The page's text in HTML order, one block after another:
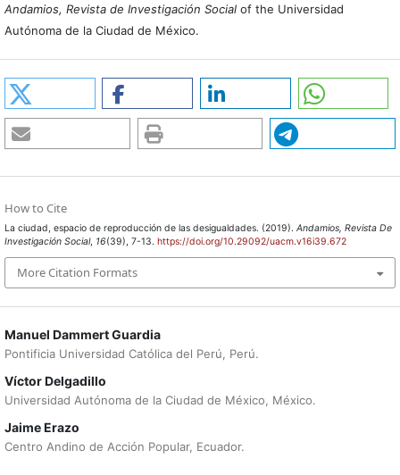
Manuel Dammert Guardia
Pontificia Universidad Católica del Perú, Perú.
Víctor Delgadillo
Universidad Autónoma de la Ciudad de México, México.
Jaime Erazo
Centro Andino de Acción Popular, Ecuador.
Andamios, Revista de Investigación Social of the Universidad
Autónoma de la Ciudad de México.
How to Cite
La ciudad, espacio de reproducción de las desigualdades. (2019). Andamios, Revista De
Investigación Social, 16(39), 7-13. https://doi.org/10.29092/uacm.v16i39.672
More Citation Formats